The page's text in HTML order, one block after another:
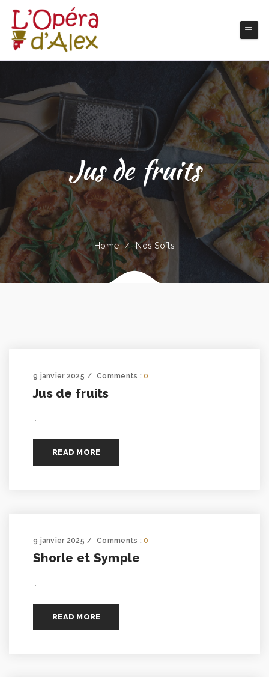
Jus de fruits
Home Nos Softs
9 janvier 2025 Comments :0
Jus de fruits
READ MORE
9 janvier 2025 Comments :0
Shorle et Symple
READ MORE